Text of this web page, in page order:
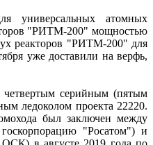
универсальных атомных
"РИТМ-200" мощностью
реакторов "РИТМ-200" для
уже доставили на верфь,
четвертым серийным (пятым
ледоколом проекта 22220.
был заключен между
"Росатом") и